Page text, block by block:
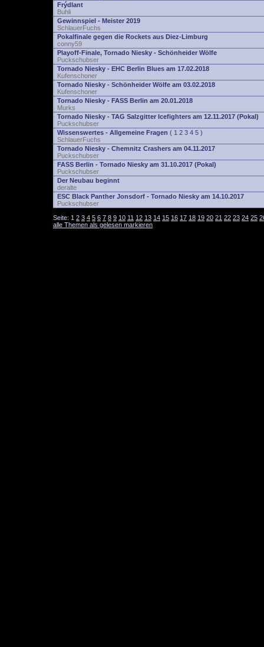
Frýdlant
Buhli
Gewinnspiel - Meister 2019
SchlauerFuchs
Pokalfinale gegen die Rockets aus Diez-Limburg
conny59
Playoff-Finale, Tornado Niesky - Schönheider Wölfe
Puckschubser
Tornado Niesky - EHC Berlin Blues am 17.02.2018
Kufenschoner
Tornado Niesky - Schönheider Wölfe am 03.02.2018
Kufenschoner
Tornado Niesky - FASS Berlin am 20.01.2018
Murks
Tornado Niesky - TAG Salzgitter Icefighters am 12.11.2017 (Pokal)
Puckschubser
Wissenswertes - Allgemeine Fragen ( 1 2 3 4 5 )
SchlauerFuchs
Tornado Niesky - Chemnitz Crashers am 04.11.2017
Puckschubser
FASS Berlin - Tornado Niesky am 31.10.2017 (Pokal)
Puckschubser
Der Neubau beginnt
deralte
ESC Black Panther Jonsdorf - Tornado Niesky am 14.10.2017
Puckschubser
Seite: 1 2 3 4 5 6 7 8 9 10 11 12 13 14 15 16 17 18 19 20 21 22 23 24 25
alle Themen als gelesen markieren